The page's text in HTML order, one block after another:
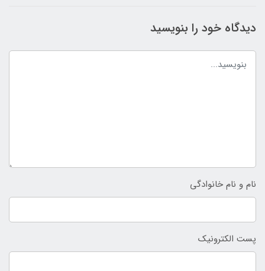
دیدگاه خود را بنویسید
نام و نام خانوادگی
پست الکترونیک